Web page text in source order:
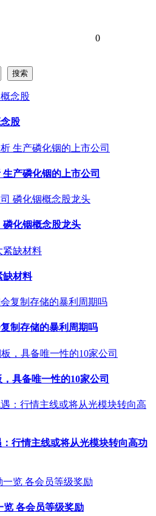
0
搜索
股
产磷化铟的上市公司
化铟概念股龙头
缺材料
制存储的暴利周期吗
具备唯一性的10家公司
行情主线或将从光模块转向高功
各会员等级奖励